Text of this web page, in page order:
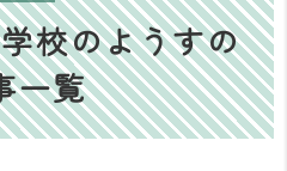
校のようすの
一覧